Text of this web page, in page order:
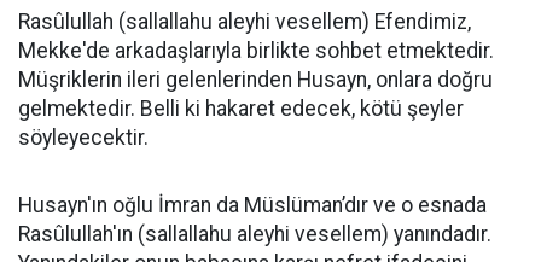
Rasûlullah (sallallahu aleyhi vesellem) Efendimiz,
Mekke'de arkadaşlarıyla birlikte sohbet etmektedir.
Müşriklerin ileri gelenlerinden Husayn, onlara doğru
gelmektedir. Belli ki hakaret edecek, kötü şeyler
söyleyecektir.
Husayn'ın oğlu İmran da Müslüman’dır ve o esnada
Rasûlullah'ın (sallallahu aleyhi vesellem) yanındadır.